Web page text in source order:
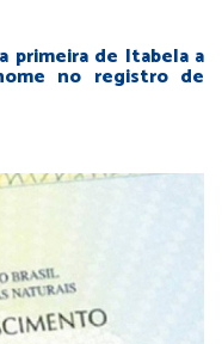
primeira de Itabela a
no registro de